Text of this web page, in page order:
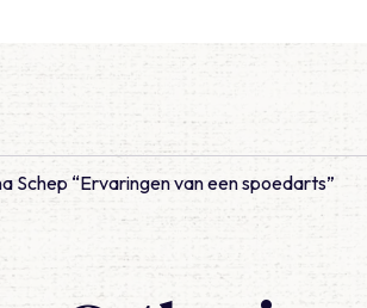
Schep “Ervaringen van een spoedarts”